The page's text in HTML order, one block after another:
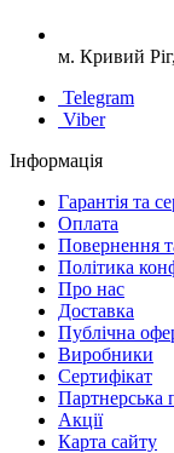
м. Кривий
Telegram
Viber
Інформація
Гарантія та
Оплата
Повернення
Політика
Про нас
Доставка
Публічна
Виробники
Сертифікат
Партнерська
Акції
Карта сайту